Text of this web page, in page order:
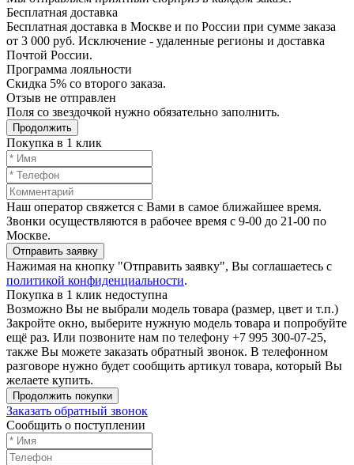
Бесплатная доставка
Бесплатная доставка в Москве и по России при сумме заказа
от 3 000 руб. Исключение - удаленные регионы и доставка
Почтой России.
Программа лояльности
Скидка 5% со второго заказа.
Отзыв не отправлен
Поля со звездочкой нужно обязательно заполнить.
Продолжить
Покупка в 1 клик
Наш оператор свяжется с Вами в самое ближайшее время.
Звонки осуществляются в рабочее время с 9-00 до 21-00 по
Москве.
Отправить заявку
Нажимая на кнопку "Отправить заявку", Вы соглашаетесь с
политикой конфиденциальности.
Покупка в 1 клик недоступна
Возможно Вы не выбрали модель товара (размер, цвет и т.п.)
Закройте окно, выберите нужную модель товара и попробуйте
ещё раз. Или позвоните нам по телефону +7 995 300-07-25,
также Вы можете заказать обратный звонок. В телефонном
разговоре нужно будет сообщить артикул товара, который Вы
желаете купить.
Продолжить покупки
Заказать обратный звонок
Сообщить о поступлении